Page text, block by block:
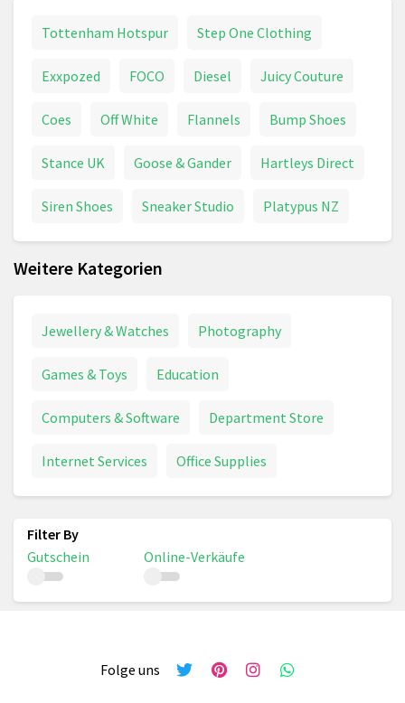
Tottenham Hotspur Step One Clothing
Exxpozed FOCO Diesel Juicy Couture
Coes Off White Flannels Bump Shoes
Stance UK Goose & Gander Hartleys Direct
Siren Shoes Sneaker Studio Platypus NZ
Weitere Kategorien
Jewellery & Watches Photography
Games & Toys Education
Computers & Software Department Store
Internet Services Office Supplies
Gutschein Online-Verkäufe
Folge uns